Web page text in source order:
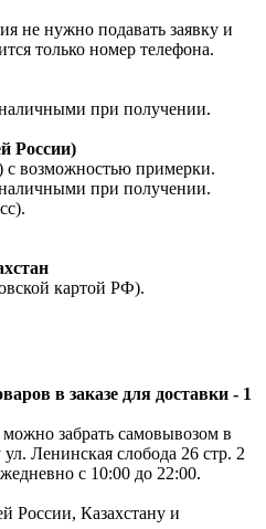
не нужно подавать заявку и
только номер телефона.
при получении.
России)
возможностью примерки.
при получении.
картой РФ).
в заказе для доставки - 1
забрать самовывозом в
Ленинская слобода 26 стр. 2
с 10:00 до 22:00.
России, Казахстану и